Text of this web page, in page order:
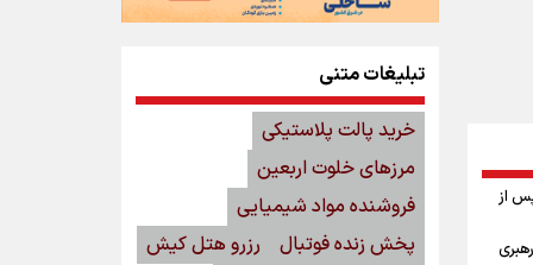
از
تبلیغات متنی
خرید پالت پلاستیکی
مرزهای خلوت اربعین
فروشنده مواد شیمیایی
پخش زنده فوتبال
رزرو هتل کیش